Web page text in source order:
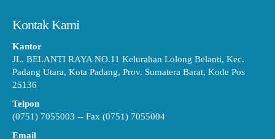
Kontak Kami
Kantor
JL. BELANTI RAYA NO.11 Kelurahan Lolong Belanti, Kec.
Padang Utara, Kota Padang, Prov. Sumatera Barat, Kode Pos
25136
Telpon
(0751) 7055003 -- Fax (0751) 7055004
Email